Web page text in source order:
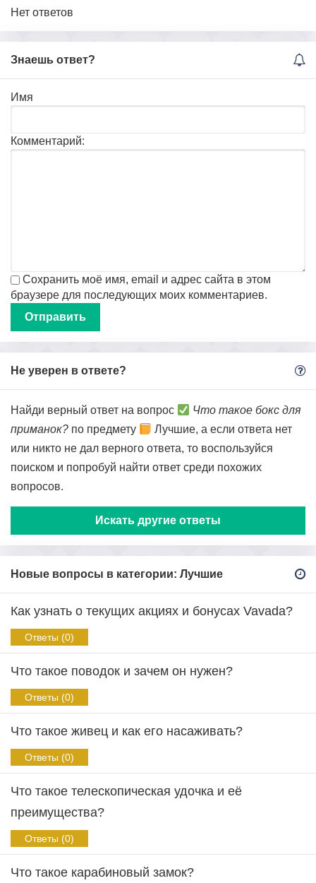
Нет ответов
Знаешь ответ?
Имя
Комментарий:
Сохранить моё имя, email и адрес сайта в этом
браузере для последующих моих комментариев.
Не уверен в ответе?
Найди верный ответ на вопрос
Что такое бокс для
приманок? по предмету
Лучшие, а если ответа нет
или никто не дал верного ответа, то воспользуйся
поиском и попробуй найти ответ среди похожих
вопросов.
Искать другие ответы
Новые вопросы в категории: Лучшие
Как узнать о текущих акциях и бонусах Vavada?
Ответы (0)
Что такое поводок и зачем он нужен?
Ответы (0)
Что такое живец и как его насаживать?
Ответы (0)
Что такое телескопическая удочка и её
преимущества?
Ответы (0)
Что такое карабиновый замок?